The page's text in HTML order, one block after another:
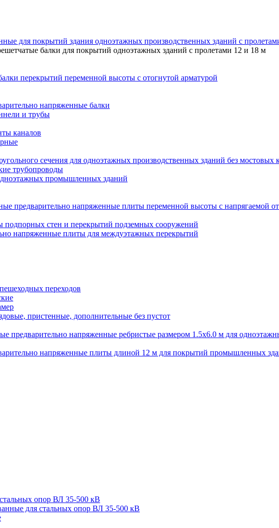
для покрытий здания одноэтажных производственных зданий с
балки для покрытий одноэтажных зданий с пролетами 12 и 18 м
перекрытий переменной высоты с отогнутой арматурой
напряженные балки
и трубы
каналов
сечения для одноэтажных производственных зданий без мостовых
трубопроводы
промышленных зданий
предварительно напряженные плиты переменной высоты с напрягаемой
подпорных стен и перекрытий подземных сооружений
напряженные плиты для междуэтажных перекрытий
переходов
пристенные, дополнительные без пустот
предварительно напряженные ребристые размером 1.5х6.0 м для
напряженные плиты длиной 12 м для покрытий промышленных
опор ВЛ 35-500 кВ
для стальных опор ВЛ 35-500 кВ